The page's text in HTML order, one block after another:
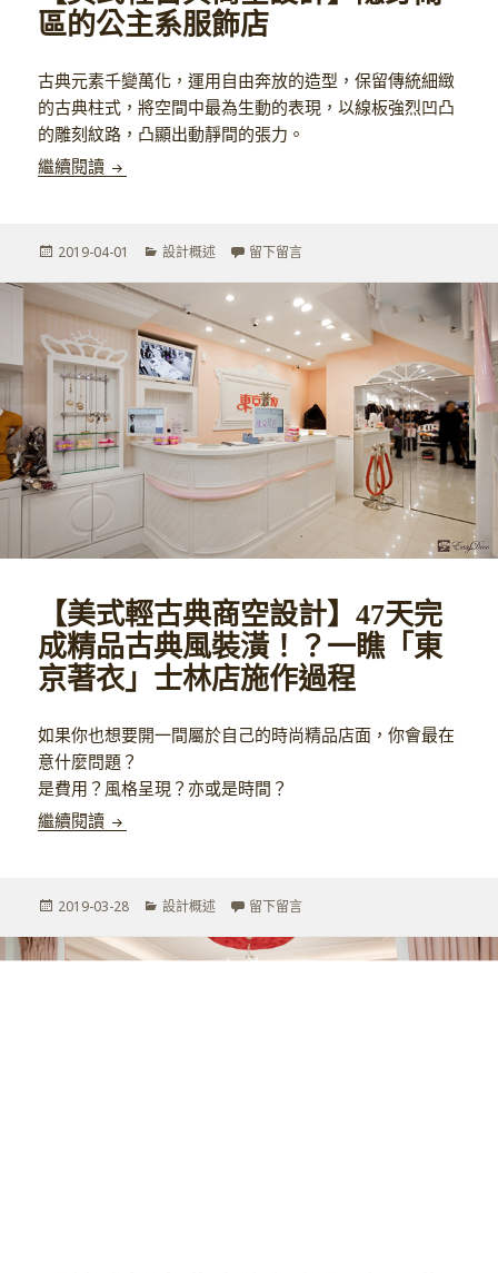
區的公主系服飾店
古典元素千變萬化，運用自由奔放的造型，保留傳統細緻
的古典柱式，將空間中最為生動的表現，以線板強烈凹凸
的雕刻紋路，凸顯出動靜間的張力。
繼續閱讀 【美式輕古典商空設計】隱身鬧區的公主系服飾店
發
於
2019-04-01
分
設計概述 留下留言在 【美式輕古典商空設計】隱身
【美式輕古典商空設計】47天完
成精品古典風裝潢！？一瞧「東
京著衣」士林店施作過程
如果你也想要開一間屬於自己的時尚精品店面，你會最在
意什麼問題？
是費用？風格呈現？亦或是時間？
繼續閱讀 【美式輕古典商空設計】47天完成精品古典風裝潢
發
於
2019-03-28
分
設計概述 留下留言在 【美式輕古典商空設計】47